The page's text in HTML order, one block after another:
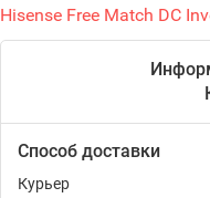
Hisense Free Match DC
Способ доставки
Курьер